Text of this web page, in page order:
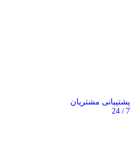
پشتیبانی مشتریان
7 / 24